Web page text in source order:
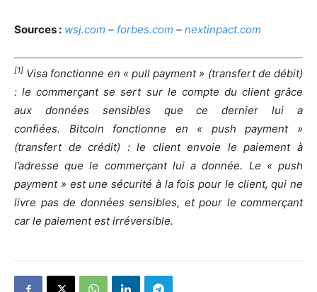
Sources : wsj.com – forbes.com – nextinpact.com
[1] Visa fonctionne en « pull payment » (transfert de débit)
: le commerçant se sert sur le compte du client grâce
aux données sensibles que ce dernier lui a
confiées. Bitcoin fonctionne en « push payment »
(transfert de crédit) : le client envoie le paiement à
l’adresse que le commerçant lui a donnée. Le « push
payment » est une sécurité à la fois pour le client, qui ne
livre pas de données sensibles, et pour le commerçant
car le paiement est irréversible.